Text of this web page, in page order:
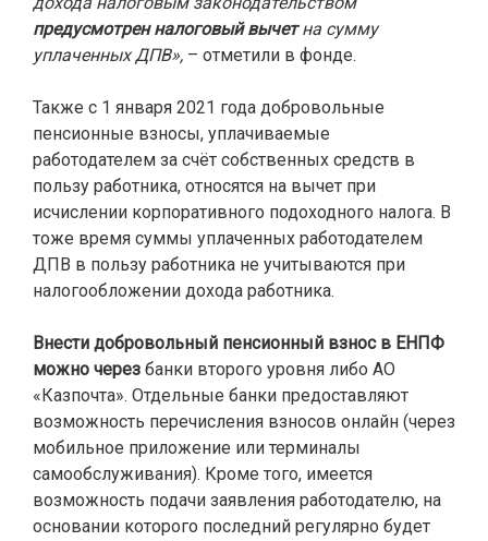
предусмотрен налоговый вычетна сумму
уплаченных ДПВ», – отметили в фонде.
Также с 1 января 2021 года добровольные
пенсионные взносы, уплачиваемые
работодателем за счёт собственных средств в
пользу работника, относятся на вычет при
исчислении корпоративного подоходного налога. В
тоже время суммы уплаченных работодателем
ДПВ в пользу работника не учитываются при
налогообложении дохода работника.
Внести добровольный пенсионный взнос в ЕНПФ
можно через банки второго уровня либо АО
«Казпочта». Отдельные банки предоставляют
возможность перечисления взносов онлайн (через
мобильное приложение или терминалы
самообслуживания). Кроме того, имеется
возможность подачи заявления работодателю, на
основании которого последний регулярно будет